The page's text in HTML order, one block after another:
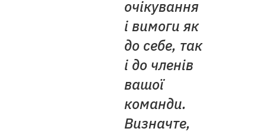
очікування
і вимоги як
до себе, так
і до членів
вашої
команди.
Визначте,